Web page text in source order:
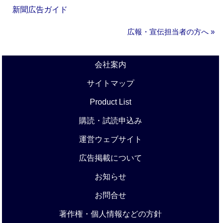
新聞広告ガイド
広報・宣伝担当者の方へ »
会社案内
サイトマップ
Product List
購読・試読申込み
運営ウェブサイト
広告掲載について
お知らせ
お問合せ
著作権・個人情報などの方針